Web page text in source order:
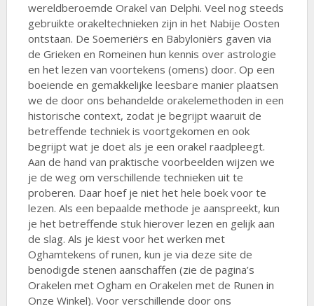
wereldberoemde Orakel van Delphi. Veel nog steeds
gebruikte orakeltechnieken zijn in het Nabije Oosten
ontstaan. De Soemeriërs en Babyloniërs gaven via
de Grieken en Romeinen hun kennis over astrologie
en het lezen van voortekens (omens) door. Op een
boeiende en gemakkelijke leesbare manier plaatsen
we de door ons behandelde orakelemethoden in een
historische context, zodat je begrijpt waaruit de
betreffende techniek is voortgekomen en ook
begrijpt wat je doet als je een orakel raadpleegt.
Aan de hand van praktische voorbeelden wijzen we
je de weg om verschillende technieken uit te
proberen. Daar hoef je niet het hele boek voor te
lezen. Als een bepaalde methode je aanspreekt, kun
je het betreffende stuk hierover lezen en gelijk aan
de slag. Als je kiest voor het werken met
Oghamtekens of runen, kun je via deze site de
benodigde stenen aanschaffen (zie de pagina’s
Orakelen met Ogham en Orakelen met de Runen in
Onze Winkel). Voor verschillende door ons